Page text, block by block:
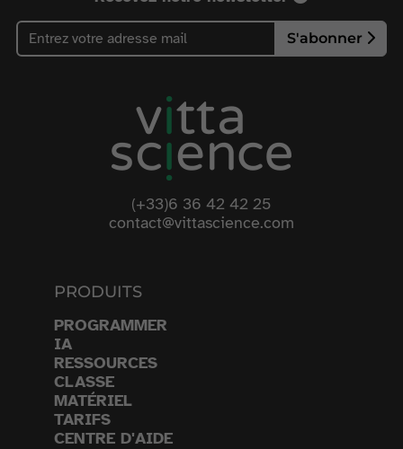
S'abonner
(+33)6 36 42 42 25
contact@vittascience.com
PRODUITS
PROGRAMMER
IA
RESSOURCES
CLASSE
MATÉRIEL
TARIFS
CENTRE D'AIDE